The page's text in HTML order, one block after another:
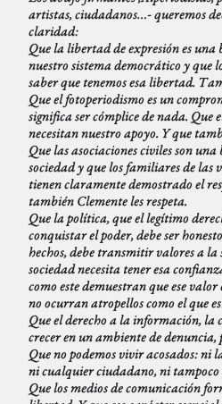
artistas, ciudadanos…- queremos
claridad:
Que la libertad de expresión es
nuestro sistema democrático y que
saber que tenemos esa libertad.
Que el fotoperiodismo es un
significa ser cómplice de nada. Que
necesitan nuestro apoyo. Y que
Que las asociaciones civiles son
sociedad y que los familiares de
tienen claramente demostrado el
también Clemente les respeta.
Que la política, que el legítimo
conquistar el poder, debe ser
hechos, debe transmitir valores a la
sociedad necesita tener esa
como este demuestran que ese
no ocurran atropellos como el que
Que el derecho a la información, la
crecer en un ambiente de
Que no podemos vivir acosados: ni
ni cualquier ciudadano, ni tampoco
Que los medios de comunicación